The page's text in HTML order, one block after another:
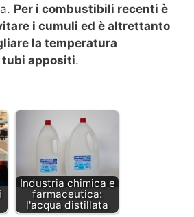
Per i combustibili recenti è
i cumuli ed è altrettanto
la temperatura
appositi.
Industria chimica e
farmaceutica:
l'acqua distillata